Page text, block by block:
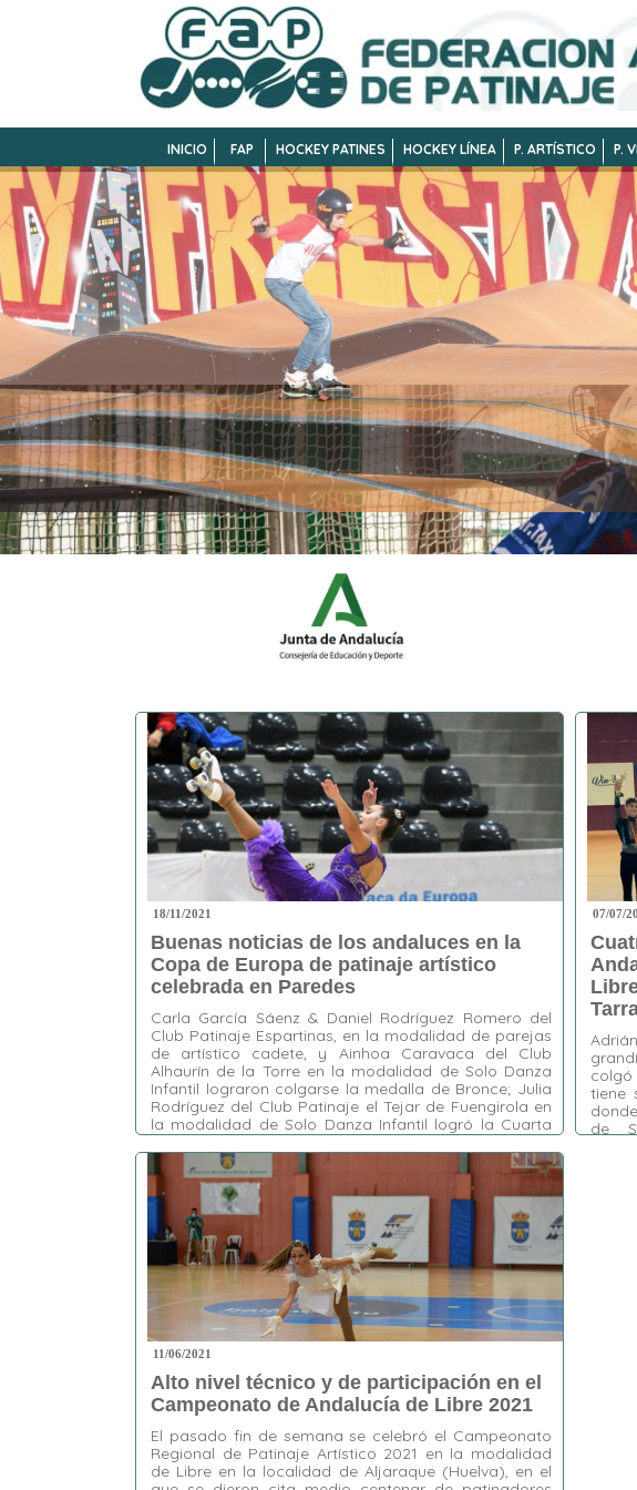
INICIO FAP HOCKEY PATINES HOCKEY LÍNEA P. ARTÍSTICO P.
18/11/2021
Buenas noticias de los andaluces en la
Copa de Europa de patinaje artístico
celebrada en Paredes
Carla García Sáenz & Daniel Rodríguez Romero del
Club Patinaje Espartinas, en la modalidad de parejas
de artístico cadete, y Ainhoa Caravaca del Club
Alhaurín de la Torre en la modalidad de Solo Danza
Infantil lograron colgarse la medalla de Bronce; Julia
Rodríguez del Club Patinaje el Tejar de Fuengirola en
la modalidad de Solo Danza Infantil logró la Cuarta
plaza mientras …
Etiquetas:Ainara Cabello Ainhoa Caravaca ,
Carla García Sáenz
CP Alhaurín de la Torre
CP El Tejar
Daniel Rodríguez
Romero,Julia Rodríguez Yasmine Fuentes
07/07/
tiene
de
11/06/2021
Alto nivel técnico y de participación en el
Campeonato de Andalucía de Libre 2021
El pasado fin de semana se celebró el Campeonato
Regional de Patinaje Artístico 2021 en la modalidad
de Libre en la localidad de Aljaraque (Huelva), en el